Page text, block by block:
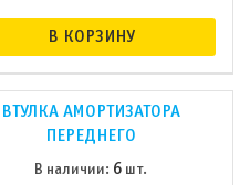
В КОРЗИНУ
ВТУЛКА АМОРТИЗАТОРА
ПЕРЕДНЕГО
В наличии: 6 шт.